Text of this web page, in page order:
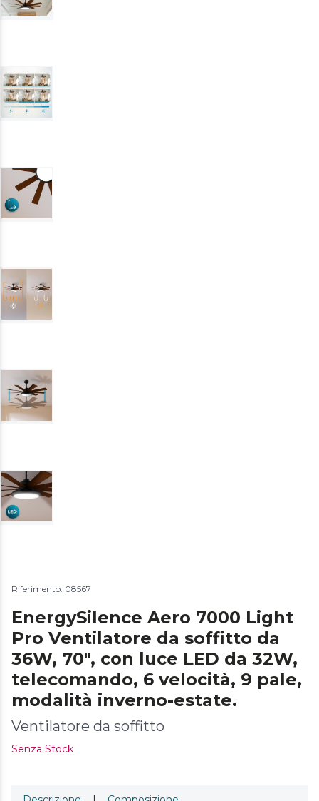
Riferimento: 08567
EnergySilence Aero 7000 Light
Pro Ventilatore da soffitto da
36W, 70", con luce LED da 32W,
telecomando, 6 velocità, 9 pale,
modalità inverno-estate.
Ventilatore da soffitto
Senza Stock